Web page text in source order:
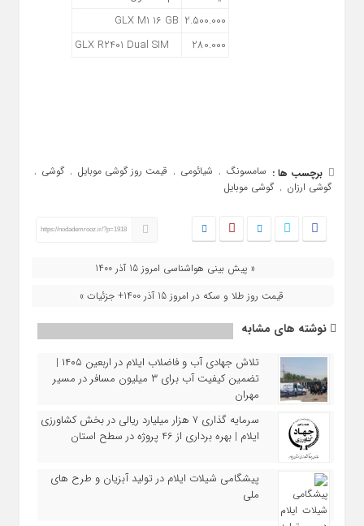
2.500.000
GLX M1 16 GB
280.000
برچسب ها : سامسونگ , شیائومی , قیمت روز گوشی موبایل , گوشی ,
گوشی ارزان , گوشی موبایل
https://nodademrooz.ir/?p=1918
« پیش بینی هواشناسی امروز 15 آذر 1400
قیمت روز طلا و سکه در امروز 15 آذر 1400+ جزئیات »
نوشته های مشابه
تلاش جهادی آب و فاضلاب ایلام در اربعین ۱۴۰۵ |
تضمین کیفیت آب برای ۳ میلیون مسافر در مسیر
مهران
سرمایه‌ گذاری ۷ هزار میلیارد ریالی در بخش کشاورزی
ایلام | بهره‌ برداری از 46 پروژه در سطح استان
پیشگامی شیلات ایلام در تولید آبزیان و طرح‌ های
ملی